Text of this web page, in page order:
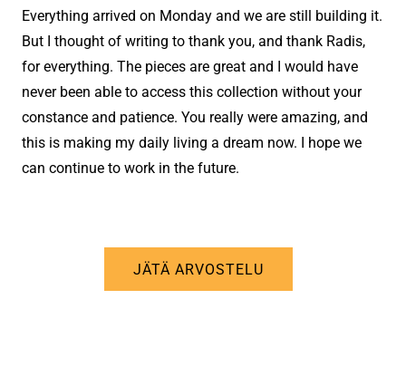
Everything arrived on Monday and we are still building it.
But I thought of writing to thank you, and thank Radis,
for everything. The pieces are great and I would have
never been able to access this collection without your
constance and patience. You really were amazing, and
this is making my daily living a dream now. I hope we
can continue to work in the future.
JÄTÄ ARVOSTELU